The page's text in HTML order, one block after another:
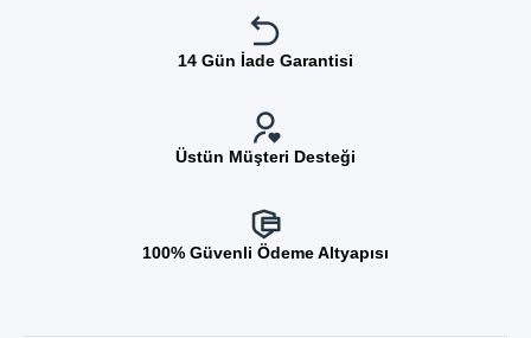
14 Gün İade Garantisi
Üstün Müşteri Desteği
100% Güvenli Ödeme Altyapısı